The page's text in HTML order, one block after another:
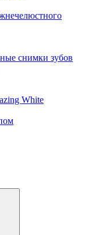
снимки зубов
White